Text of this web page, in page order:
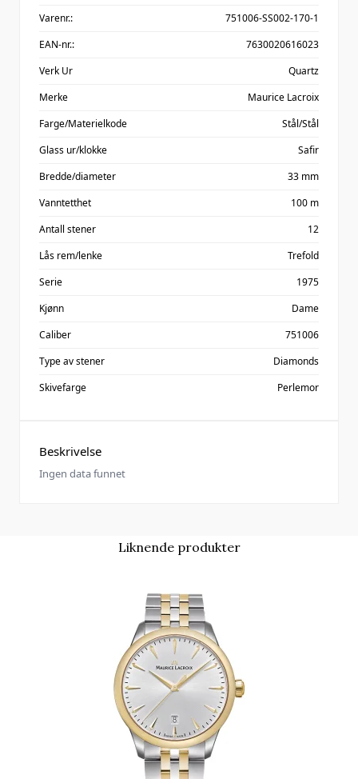
Beskrivelse
Ingen data funnet
Varenr.:
751006-SS002-170-1
EAN-nr.:
7630020616023
Verk Ur
Quartz
Merke
Maurice Lacroix
Farge/Materielkode
Stål/Stål
Glass ur/klokke
Safir
Bredde/diameter
33 mm
Vanntetthet
100 m
Antall stener
12
Lås rem/lenke
Trefold
Serie
1975
Kjønn
Dame
Caliber
751006
Type av stener
Diamonds
Skivefarge
Perlemor
Liknende produkter